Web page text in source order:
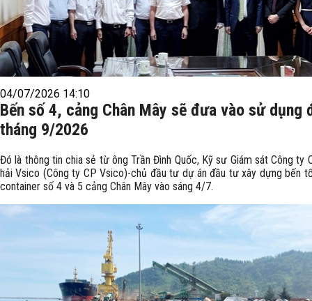
04/07/2026 14:10
Bến số 4, cảng Chân Mây sẽ đưa vào sử dụng
tháng 9/2026
Đó là thông tin chia sẻ từ ông Trần Đình Quốc, Kỹ sư Giám sát Công ty
hải Vsico (Công ty CP Vsico)-chủ đầu tư dự án đầu tư xây dựng bến
container số 4 và 5 cảng Chân Mây vào sáng 4/7.